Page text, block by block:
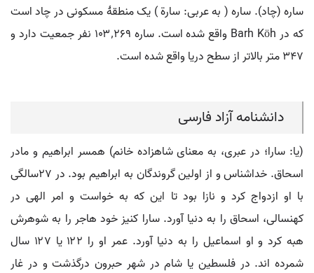
ساره (چاد). ساره ( به عربی: سارة ) یک منطقهٔ مسکونی در چاد است
که در Barh Köh واقع شده است. ساره ۱۰۳٬۲۶۹ نفر جمعیت دارد و
۳۴۷ متر بالاتر از سطح دریا واقع شده است.
دانشنامه آزاد فارسی
(یا: سارا؛ در عبری، به معنای شاهزاده خانم) همسر ابراهیم و مادر
اسحاق. خداشناس و از اولین گروندگان به ابراهیم بود. در ۲۷سالگی
با او ازدواج کرد و نازا بود تا این که به خواست و امر الهی در
کهنسالی، اسحاق را به دنیا آورد. سارا کنیز خود هاجر را به شوهرش
هبه کرد و او اسماعیل را به دنیا آورد. عمر او را ۱۲۲ یا ۱۲۷ سال
شمرده اند. در فلسطین یا شام در شهر حبرون درگذشت و در غار